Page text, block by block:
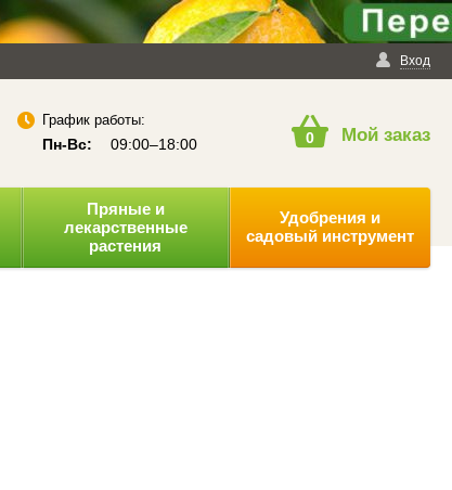
Вход
График работы:
Пн-Вс: 09:00–18:00 0 Мой заказ
Пряные и
лекарственные
растения
Удобрения и
садовый инструмент